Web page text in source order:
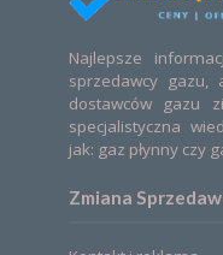
Najlepsze
sprzedawcy
dostawców gazu
specjalistyczna
jak: gaz płynny czy
Zmiana